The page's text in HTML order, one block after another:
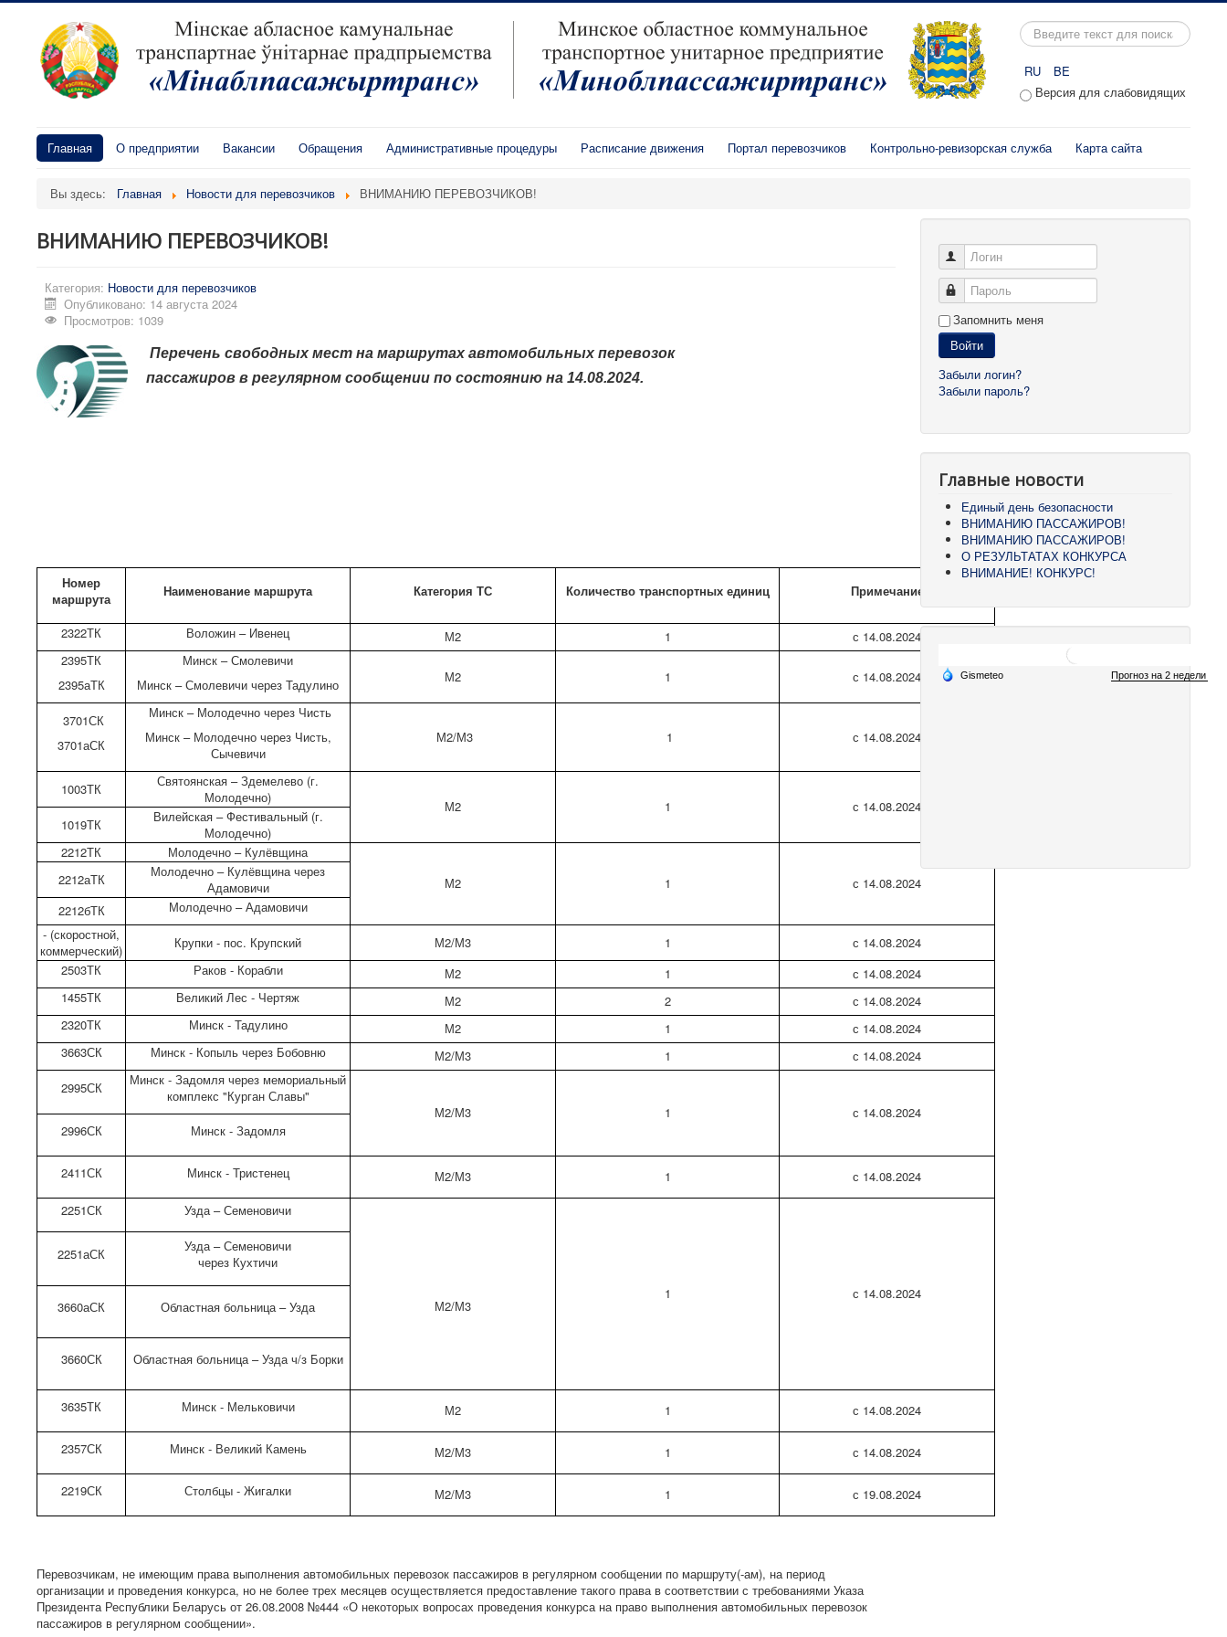
Искать...
RU
BE
Версия для слабовидящих
Главная О предприятии Вакансии Обращения Административные процедуры Расписание движения Портал перевозчиков Контрольно-ревизорская служба Карта сайта
Вы здесь: Главная Новости для перевозчиков ВНИМАНИЮ ПЕРЕВОЗЧИКОВ!
ВНИМАНИЮ ПЕРЕВОЗЧИКОВ!
Категория: Новости для перевозчиков
Опубликовано: 14 августа 2024
Просмотров: 1039
Перечень свободных мест на маршрутах автомобильных перевозок
пассажиров в регулярном сообщении по состоянию на 14.08.2024.
Номер
маршрута
Наименование маршрута Категория ТС Количество транспортных единиц Примечание
2322ТК Воложин – Ивенец М2 1
с 14.08.2024
2395ТК
2395аТК
Минск – Смолевичи
Минск – Смолевичи через Тадулино
М2 1 с 14.08.2024
3701СК
3701аСК
Минск – Молодечно через Чисть
Минск – Молодечно через Чисть,
Сычевичи
М2/М3 1 с 14.08.2024
1003ТК
Святоянская – Здемелево (г.
Молодечно)
М2 1
с 14.08.2024
1019ТК
Вилейская – Фестивальный (г.
Молодечно)
2212ТК
Молодечно – Кулёвщина
М2
1 с 14.08.2024
2212аТК
Молодечно – Кулёвщина через
Адамовичи
2212бТК
Молодечно – Адамовичи
- (скоростной,
коммерческий)
Крупки - пос. Крупский М2/М3 1
с 14.08.2024
2503ТК
Раков - Корабли М2 1
с 14.08.2024
1455ТК
Великий Лес - Чертяж М2 2
с 14.08.2024
2320ТК
Минск - Тадулино М2 1
с 14.08.2024
3663СК
Минск - Копыль через Бобовню М2/М3 1
с 14.08.2024
2995СК
Минск - Задомля через мемориальный
комплекс "Курган Славы"
М2/М3
1
с 14.08.2024
2996СК
Минск - Задомля
2411СК Минск - Тристенец М2/М3 1
с 14.08.2024
2251СК
Узда – Семеновичи
М2/М3
1 с 14.08.2024
2251аСК
Узда – Семеновичи
через Кухтичи
3660аСК Областная больница – Узда
3660СК Областная больница – Узда ч/з Борки
3635ТК Минск - Мельковичи М2 1 с 14.08.2024
2357СК Минск - Великий Камень М2/М3 1 с 14.08.2024
2219СК Столбцы - Жигалки М2/М3 1 с 19.08.2024
Перевозчикам, не имеющим права выполнения автомобильных перевозок пассажиров в регулярном сообщении по маршруту(-ам), на период
организации и проведения конкурса, но не более трех месяцев осуществляется предоставление такого права в соответствии с требованиями Указа
Президента Республики Беларусь от 26.08.2008 №444 «О некоторых вопросах проведения конкурса на право выполнения автомобильных перевозок
пассажиров в регулярном сообщении».
Логин
Пароль
Запомнить меня
Войти
Забыли логин?
Забыли пароль?
Главные новости
Единый день безопасности
ВНИМАНИЮ ПАССАЖИРОВ!
ВНИМАНИЮ ПАССАЖИРОВ!
О РЕЗУЛЬТАТАХ КОНКУРСА
ВНИМАНИЕ! КОНКУРС!